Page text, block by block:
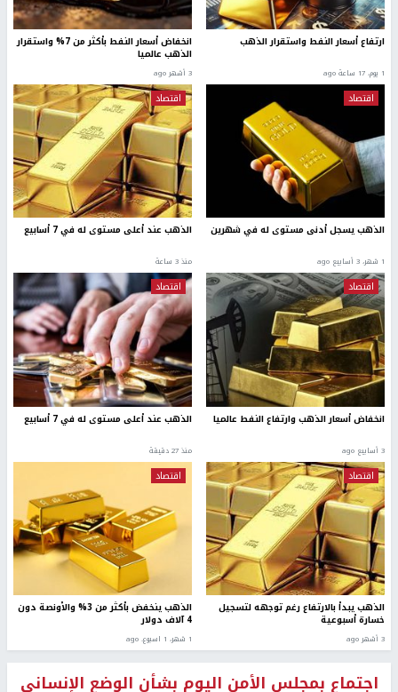
ارتفاع أسعار النفط واستقرار الذهب
1 يوم، 17 ساعة ago
انخفاض أسعار النفط بأكثر من 7% واستقرار
الذهب عالميا
3 أشهر ago
اقتصاد
الذهب يسجل أدنى مستوى له في شهرين
1 شهر، 3 أسابيع ago
اقتصاد
الذهب عند أعلى مستوى له في 7 أسابيع
منذ 3 ساعة
اقتصاد
انخفاض أسعار الذهب وارتفاع النفط عالميا
3 أسابيع ago
اقتصاد
الذهب عند أعلى مستوى له في 7 أسابيع
منذ 27 دقيقة
اقتصاد
الذهب يبدأ بالارتفاع رغم توجهه لتسجيل
خسارة أسبوعية
3 أشهر ago
اقتصاد
الذهب ينخفض بأكثر من 3% والأونصة دون
4 آلاف دولار
1 شهر، 1 اسبوع. ago
اجتماع بمجلس الأمن اليوم بشأن الوضع الإنساني